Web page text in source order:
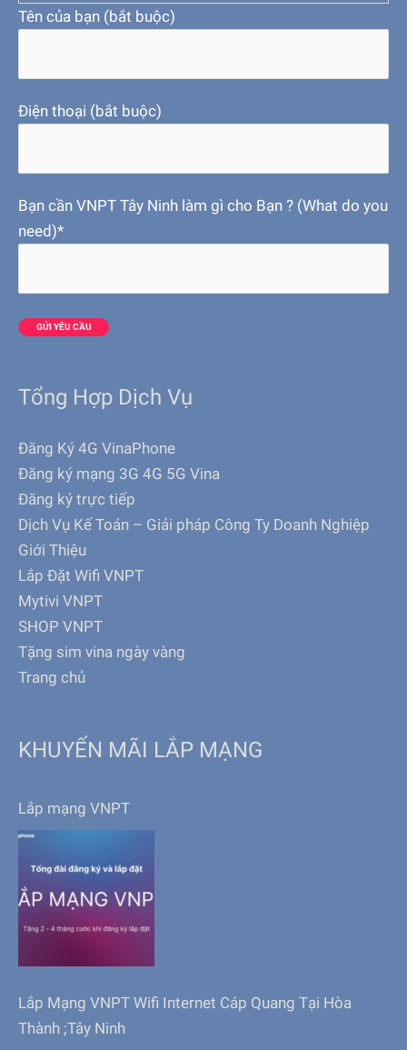
Tên của bạn (bắt buộc)
Điện thoại (bắt buộc)
Bạn cần VNPT Tây Ninh làm gì cho Bạn ? (What do you
need)*
Tổng Hợp Dịch Vụ
Đăng Ký 4G VinaPhone
Đăng ký mạng 3G 4G 5G Vina
Đăng ký trực tiếp
Dịch Vụ Kế Toán – Giải pháp Công Ty Doanh Nghiệp
Giới Thiệu
Lắp Đặt Wifi VNPT
Mytivi VNPT
SHOP VNPT
Tặng sim vina ngày vàng
Trang chủ
KHUYẾN MÃI LẮP MẠNG
Lắp mạng VNPT
Lắp Mạng VNPT Wifi Internet Cáp Quang Tại Hòa
Thành ;Tây Ninh